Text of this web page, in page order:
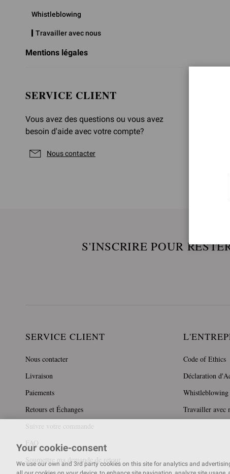
Whistleblowing
Travailler avec nous
Mentions légales
SERVICE CLIENT
Vous avez des questions ou vous avez
besoin d'aide avec votre compte?
Nous contacter
S'INSCRIRE POUR
SERVICE CLIENT
Nous contacter
Livraison
Paiements
Retours et Échanges
Suivre votre commande
FAQ
Soumettre ma demande de retour
Code of Ethics
Déclaration
Whistleblowing
Travailler avec
Your cookie-consent
We use our own and 3rd party cookies on this site for analytics and